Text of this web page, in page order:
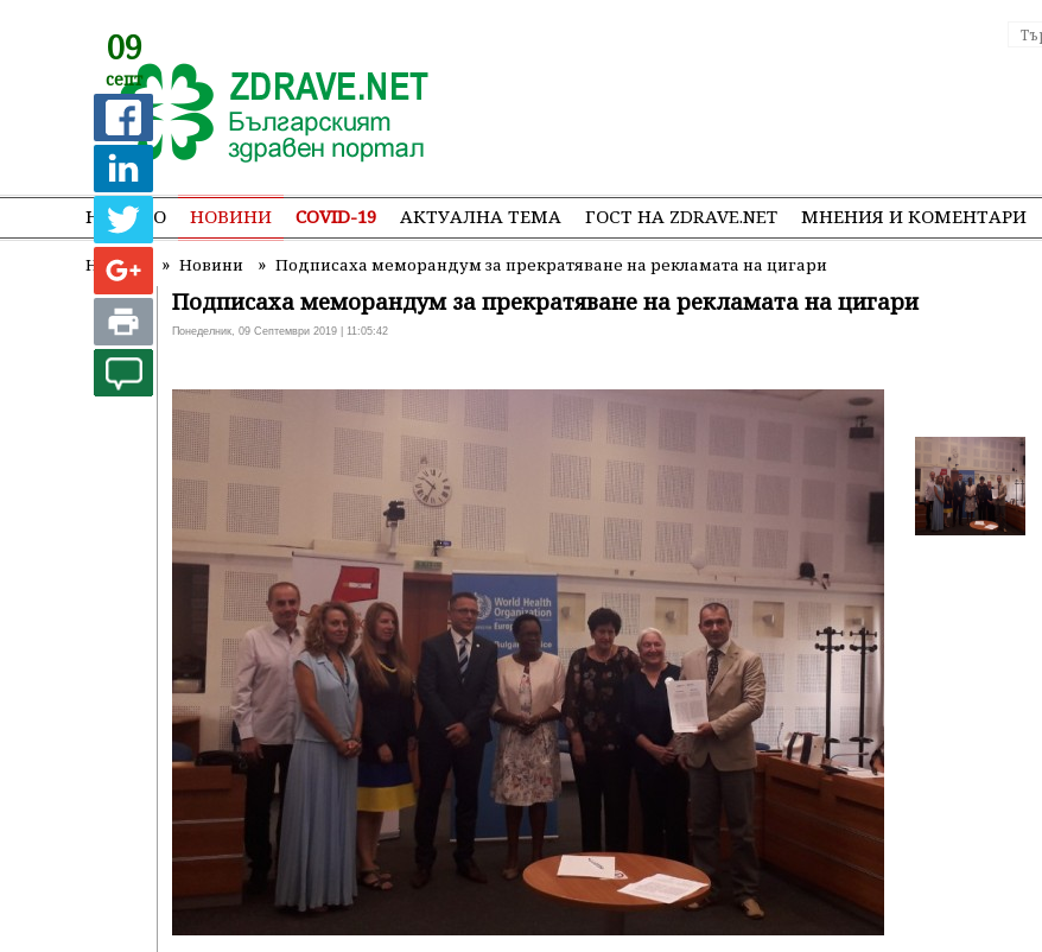
НАЧАЛО НОВИНИ COVID-19 АКТУАЛНА ТЕМА ГОСТ НА ZDRAVE.NET МНЕНИЯ И КОМЕНТАРИ
Начало » Новини » Подписаха меморандум за прекратяване на рекламата на цигари
09
септ
Подписаха меморандум за прекратяване на рекламата на цигари
Понеделник, 09 Септември 2019 | 11:05:42